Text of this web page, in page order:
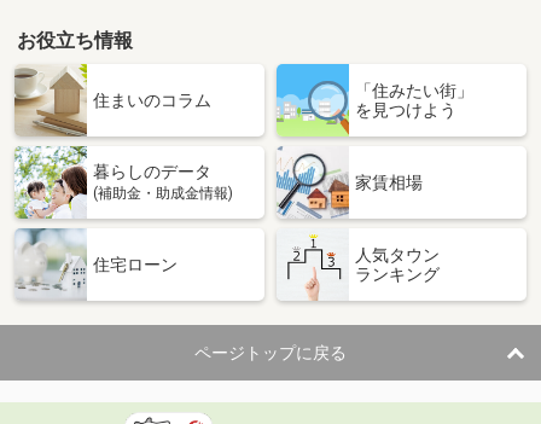
山口県防府市駅南町
価 格
2,250万円
山口県防府市駅南町
専有面積 94.51m²
間取り
山口県下関市幡生宮の下町
2,698万円
住 所
山口県下関市幡生宮の下町
専有面積 96.15m²
間取り
4LDK
山口県周南市大字徳山
お役立ち情報
住まいのコラム
「住みたい街」
を見つけよう
暮らしのデータ
(補助金・助成金情報)
家賃相場
住宅ローン
人気タウン
ランキング
ページトップに戻る